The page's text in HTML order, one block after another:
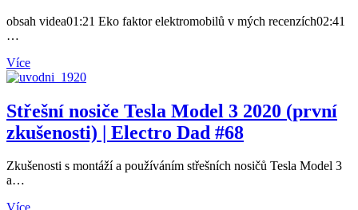
obsah videa01:21 Eko faktor elektromobilů v mých recenzích02:41
…
Více
Střešní nosiče Tesla Model 3 2020 (první
zkušenosti) | Electro Dad #68
Zkušenosti s montáží a používáním střešních nosičů Tesla Model 3
a…